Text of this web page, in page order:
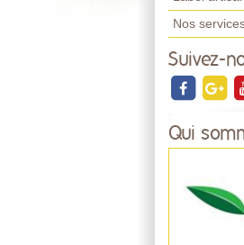
Nos
Suivez-
Qui